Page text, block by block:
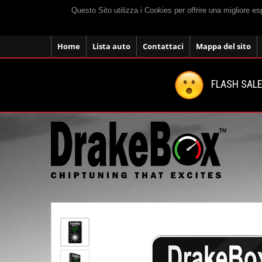
Questo Sito utilizza i Cookies per offrire una migliore
Home Lista auto Contattaci Mappa del sito
FLASH